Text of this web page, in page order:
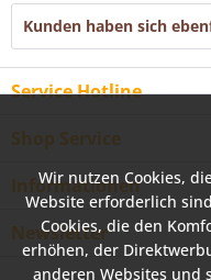
Kunden haben sich
Service Hotline
Shop Service
Informationen
Newsletter
Wir nutzen Cookies,
Website erforderlich
Cookies, die den
erhöhen, der
anderen Websites und